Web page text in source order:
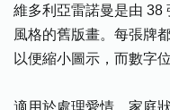
維多利亞雷諾曼是由 38
風格的舊版畫。每張牌
以便縮小圖示，而數字
適用於處理愛情、家庭